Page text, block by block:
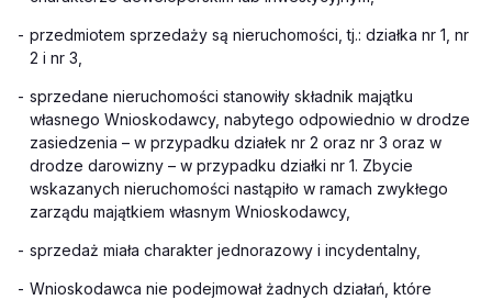
- przedmiotem sprzedaży są nieruchomości, tj.: działka nr 1, nr
2 i nr 3,
- sprzedane nieruchomości stanowiły składnik majątku
własnego Wnioskodawcy, nabytego odpowiednio w drodze
zasiedzenia – w przypadku działek nr 2 oraz nr 3 oraz w
drodze darowizny – w przypadku działki nr 1. Zbycie
wskazanych nieruchomości nastąpiło w ramach zwykłego
zarządu majątkiem własnym Wnioskodawcy,
- sprzedaż miała charakter jednorazowy i incydentalny,
- Wnioskodawca nie podejmował żadnych działań, które